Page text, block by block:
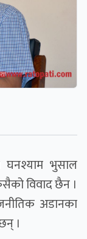
घनश्याम भुसाल
विवाद छैन ।
अडानका
।